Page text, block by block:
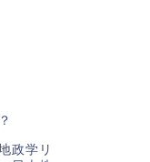
政学リ